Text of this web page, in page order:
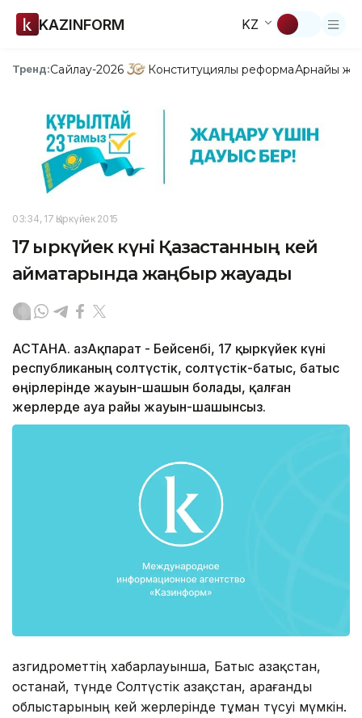
KAZINFORM KZ
Тренд:Сайлау-2026 Конституциялық реформаАрнайы
03:34, 17 Қыркүйек 2015
17 қыркүйек күні Қазақстанның кей
аймақтарында жаңбыр жауады
АСТАНА. ҚазАқпарат - Бейсенбі, 17 қыркүйек күні
республиканың солтүстік, солтүстік-батыс, батыс
өңірлерінде жауын-шашын болады, қалған
жерлерде ауа райы жауын-шашынсыз.
Қазгидрометтің хабарлауынша, Батыс Қазақстан,
Қостанай, түнде Солтүстік Қазақстан, Қарағанды
облыстарының кей жерлерінде тұман түсуі мүмкін.